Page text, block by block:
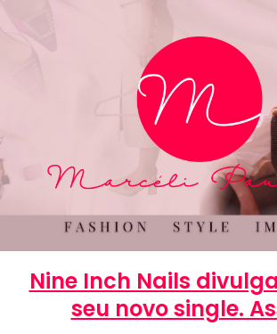
Nine Inch Nails
seu novo single.